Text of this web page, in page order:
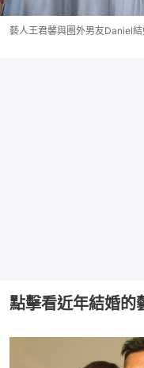
藝人王君馨與圈外男友Daniel結
點擊看近年結婚